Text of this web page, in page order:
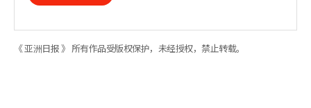
《 亚洲日报 》 所有作品受版权保护，未经授权，禁止转载。